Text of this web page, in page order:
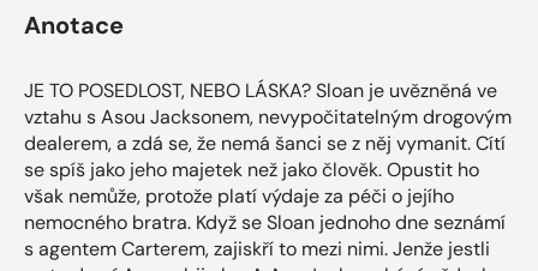
Anotace
JE TO POSEDLOST, NEBO LÁSKA? Sloan je uvězněná ve
vztahu s Asou Jacksonem, nevypočitatelným drogovým
dealerem, a zdá se, že nemá šanci se z něj vymanit. Cítí
se spíš jako jeho majetek než jako člověk. Opustit ho
však nemůže, protože platí výdaje za péči o jejího
nemocného bratra. Když se Sloan jednoho dne seznámí
s agentem Carterem, zajiskří to mezi nimi. Jenže jestli